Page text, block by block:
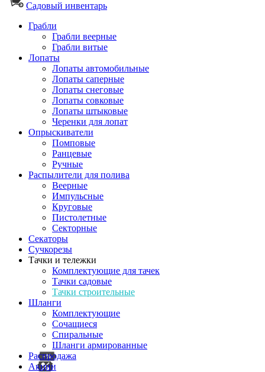
Садовый инвентарь
Грабли
Грабли веерные
Грабли витые
Лопаты
Лопаты автомобильные
Лопаты саперные
Лопаты снеговые
Лопаты совковые
Лопаты штыковые
Черенки для лопат
Опрыскиватели
Помповые
Ранцевые
Ручные
Распылители для полива
Веерные
Импульсные
Круговые
Пистолетные
Секторные
Секаторы
Сучкорезы
Тачки и тележки
Комплектующие для тачек
Тачки садовые
Тачки строительные
Шланги
Комплектующие
Сочащиеся
Спиральные
Шланги армированные
Распродажа
Акции